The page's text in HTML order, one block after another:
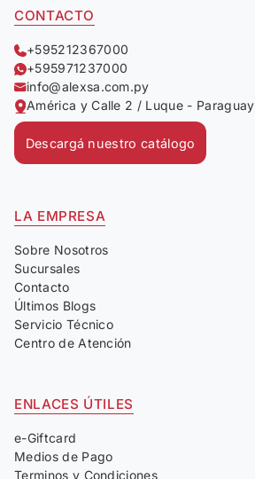
CONTACTO
+595212367000
+595971237000
info@alexsa.com.py
América y Calle 2 / Luque - Paraguay
Descargá nuestro catálogo
LA EMPRESA
Sobre Nosotros
Sucursales
Contacto
Últimos Blogs
Servicio Técnico
Centro de Atención
ENLACES ÚTILES
e-Giftcard
Medios de Pago
Terminos y Condiciones